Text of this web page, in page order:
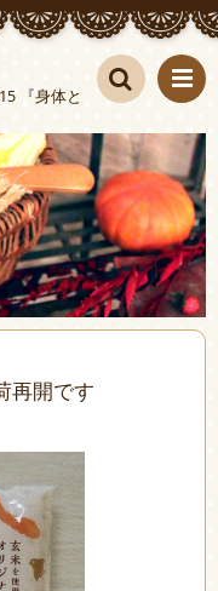
『身体と
検索
再開です